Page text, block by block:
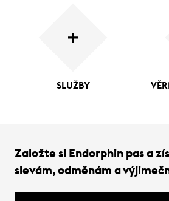
SLUŽBY
Založte si Endorphin pas a
slevám, odměnám a